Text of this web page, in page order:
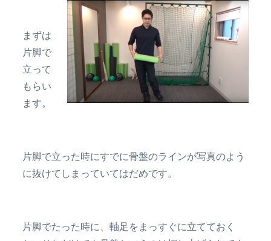
まずは
片脚で
立って
もらい
ます。
片脚で立った時にすでに骨盤のラインが写真のよう
に抜けてしまっていてはだめです。
片脚でたった時に、軸足をまっすぐに立てておく